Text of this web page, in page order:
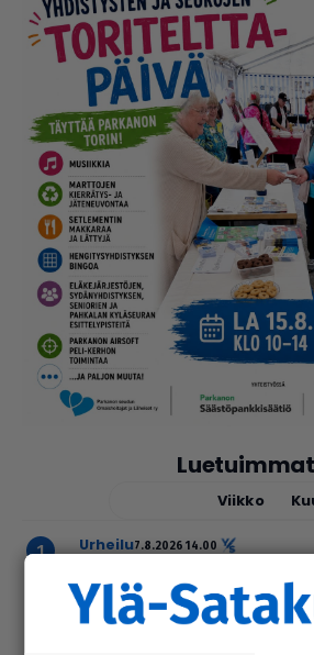
Luetuimmat
Viikko
urheilu7.8.2026 14.00
seu­dussa
tapah­tu­ma­kes­kuk­selle